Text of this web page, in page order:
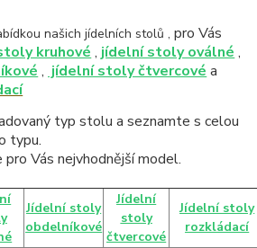
našich jídelních stolů ,pro Vás
kruhové , jídelní stoly oválné ,
, jídelní stoly čtvercové a
typ stolu a seznamte s celou
typu.
Vás nejvhodnější model.
Jídelní stoly
obdelníkové
Jídelní
stoly
čtvercové
Jídelní stoly
rozkládací